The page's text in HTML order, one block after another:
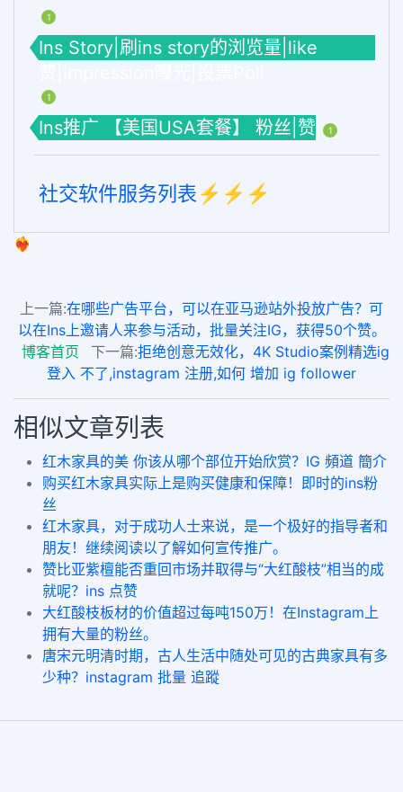
1
Ins Story|刷ins story的浏览量|like
1
Ins推广 【美国USA套餐】 粉丝|赞 1
社交软件服务列表⚡️⚡️⚡️
❤️‍🔥
上一篇:在哪些广告平台，可以在亚马逊站外投放广告？可
以在Ins上邀请人来参与活动，批量关注IG，获得50个赞。
博客首页
下一篇:拒绝创意无效化，4K Studio案例精选ig
登入 不了,instagram 注册,如何 增加 ig follower
相似文章列表
红木家具的美 你该从哪个部位开始欣赏？IG 頻道 簡介
购买红木家具实际上是购买健康和保障！即时的ins粉
丝
红木家具，对于成功人士来说，是一个极好的指导者和
朋友！继续阅读以了解如何宣传推广。
赞比亚紫檀能否重回市场并取得与“大红酸枝”相当的成
就呢？ins 点赞
大红酸枝板材的价值超过每吨150万！在Instagram上
拥有大量的粉丝。
唐宋元明清时期，古人生活中随处可见的古典家具有多
少种？instagram 批量 追蹤